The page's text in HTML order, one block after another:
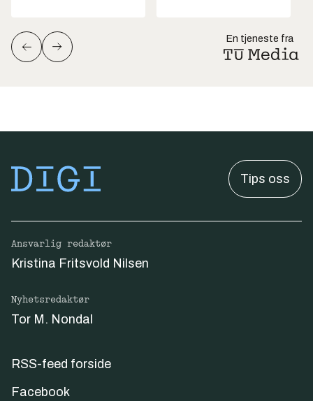
En tjeneste fra
Tips oss
Ansvarlig redaktør
Kristina Fritsvold Nilsen
Nyhetsredaktør
Tor M. Nondal
RSS-feed forside
Facebook